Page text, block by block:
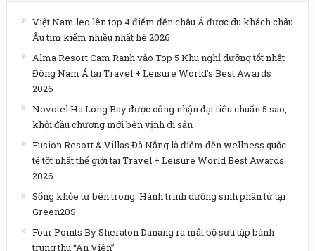
Việt Nam leo lên top 4 điểm đến châu Á được du khách châu
Âu tìm kiếm nhiều nhất hè 2026
Alma Resort Cam Ranh vào Top 5 Khu nghỉ dưỡng tốt nhất
Đông Nam Á tại Travel + Leisure World’s Best Awards
2026
Novotel Ha Long Bay được công nhận đạt tiêu chuẩn 5 sao,
khởi đầu chương mới bên vịnh di sản
Fusion Resort & Villas Đà Nẵng là điểm đến wellness quốc
tế tốt nhất thế giới tại Travel + Leisure World Best Awards
2026
Sống khỏe từ bên trong: Hành trình dưỡng sinh phân tử tại
Green20S
Four Points By Sheraton Danang ra mắt bộ sưu tập bánh
trung thu “An Viên”